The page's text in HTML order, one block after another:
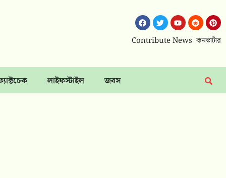
Contribute News কনভার্টার
লাইফস্টাইল জবস